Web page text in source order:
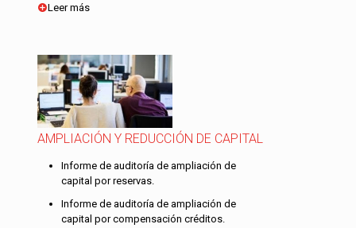
Leer más
AMPLIACIÓN Y REDUCCIÓN DE CAPITAL
Informe de auditoría de ampliación de
capital por reservas.
Informe de auditoría de ampliación de
capital por compensación créditos.